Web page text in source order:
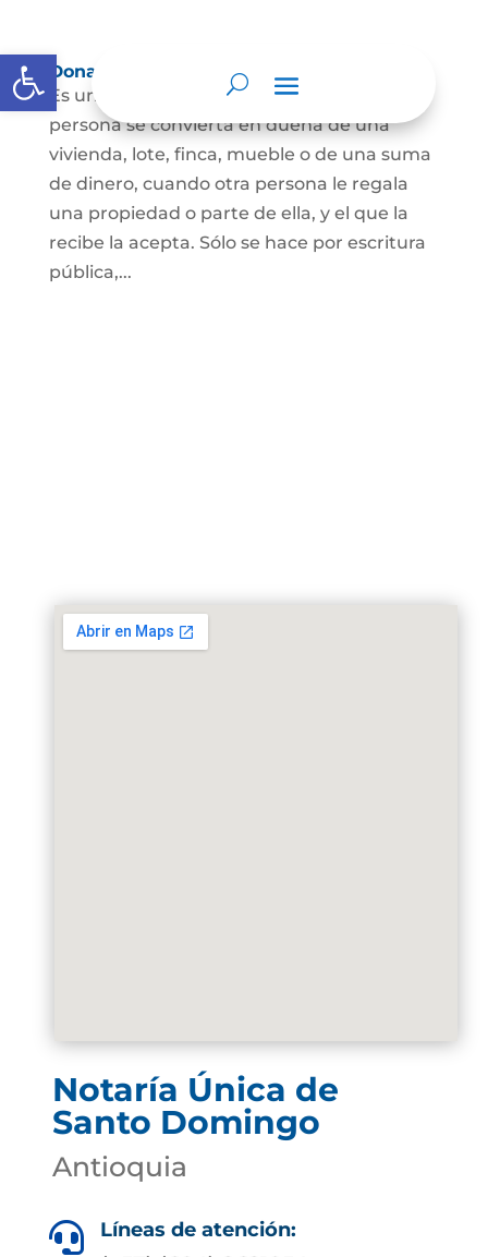
Abrir barra de herramientas
Donación
Es uno de los contratos cuyo fin es que una
persona se convierta en dueña de una
vivienda, lote, finca, mueble o de una suma
de dinero, cuando otra persona le regala
una propiedad o parte de ella, y el que la
recibe la acepta. Sólo se hace por escritura
pública,...
Notaría Única de
Santo Domingo
Antioquia
 Líneas de atención: